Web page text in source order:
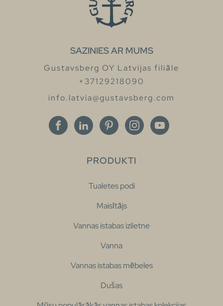
SAZINIES AR MUMS
Gustavsberg OY Latvijas filiāle
+37129218090
info.latvia@gustavsberg.com
PRODUKTI
Tualetes podi
Maisītājs
Vannas istabas izlietne
Vanna
Vannas istabas mēbeles
Dušas